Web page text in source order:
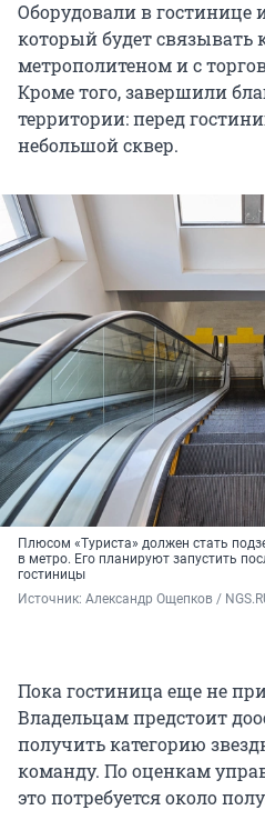
Оборудовали в гостинице
который будет связывать
метрополитеном и с
Кроме того, завершили
территории: перед
небольшой сквер.
Плюсом «Туриста» должен стать
в метро. Его планируют запустить
гостиницы
Источник: Александр Ощепков /
Пока гостиница еще не
Владельцам предстоит
получить категорию
команду. По оценкам
это потребуется около